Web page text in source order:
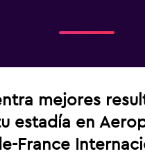
mejores
estadía en
France